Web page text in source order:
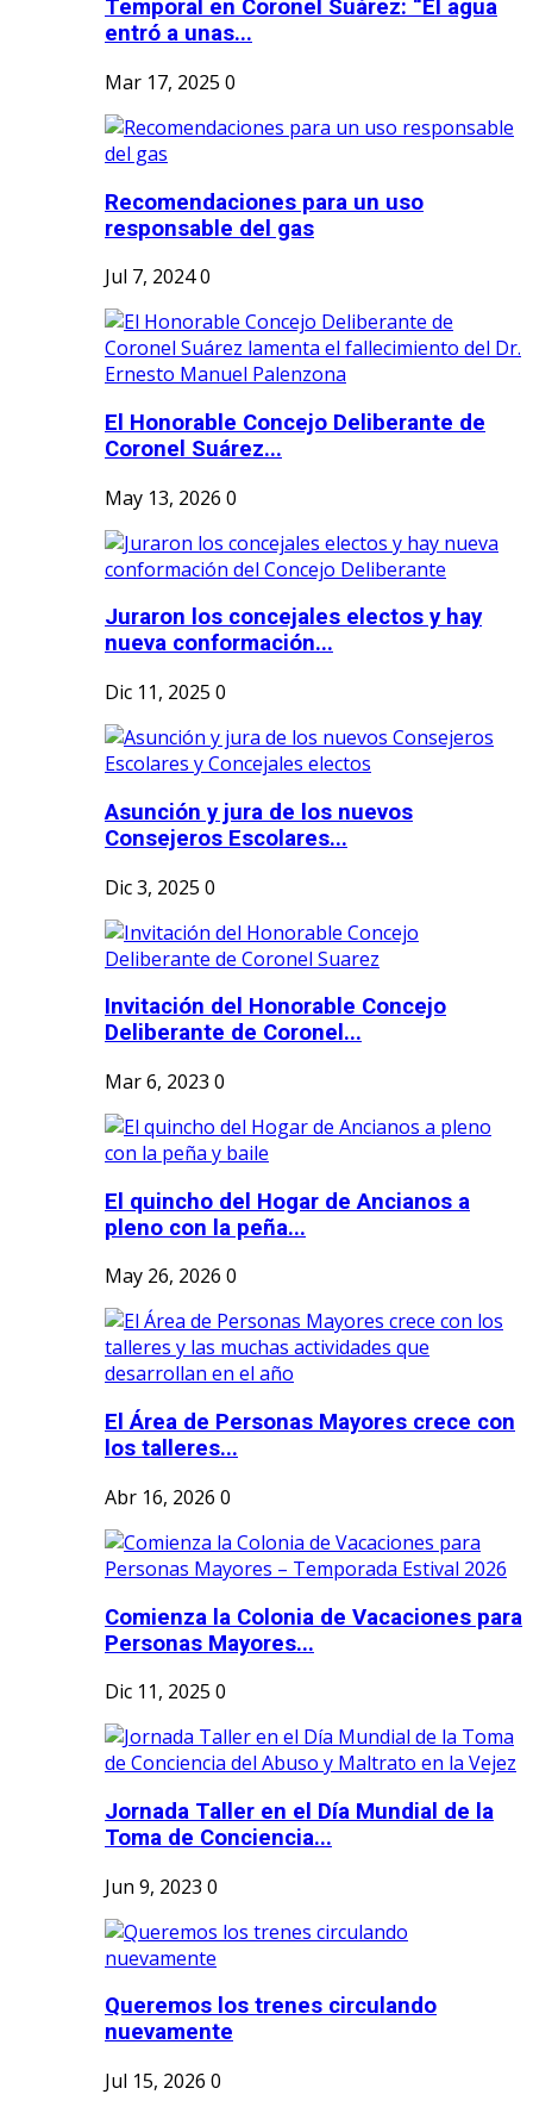
Temporal en Coronel Suárez: “El agua
entró a unas...
Mar 17, 2025 0
Recomendaciones para un uso
responsable del gas
Jul 7, 20240
El Honorable Concejo Deliberante de
Coronel Suárez...
May 13, 2026 0
Juraron los concejales electos y hay
nueva conformación...
Dic 11, 2025 0
Asunción y jura de los nuevos
Consejeros Escolares...
Dic 3, 2025 0
Invitación del Honorable Concejo
Deliberante de Coronel...
Mar 6, 2023 0
El quincho del Hogar de Ancianos a
pleno con la peña...
May 26, 2026 0
El Área de Personas Mayores crece con
los talleres...
Abr 16, 2026 0
Comienza la Colonia de Vacaciones para
Personas Mayores...
Dic 11, 2025 0
Jornada Taller en el Día Mundial de la
Toma de Conciencia...
Jun 9, 2023 0
Queremos los trenes circulando
nuevamente
Jul 15, 2026 0